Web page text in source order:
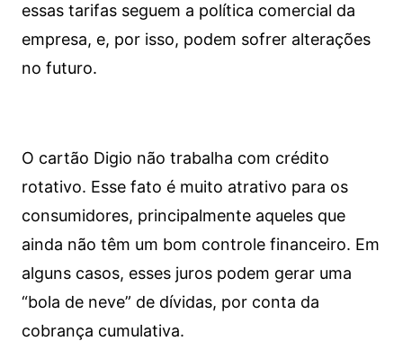
essas tarifas seguem a política comercial da
empresa, e, por isso, podem sofrer alterações
no futuro.
O cartão Digio não trabalha com crédito
rotativo. Esse fato é muito atrativo para os
consumidores, principalmente aqueles que
ainda não têm um bom controle financeiro. Em
alguns casos, esses juros podem gerar uma
“bola de neve” de dívidas, por conta da
cobrança cumulativa.